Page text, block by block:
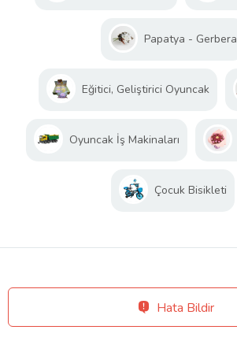
Papatya - Gerbera
Eğitici, Geliştirici Oyuncak
Oyuncak İş Makinaları
Çocuk Bisikleti
Hata Bildir